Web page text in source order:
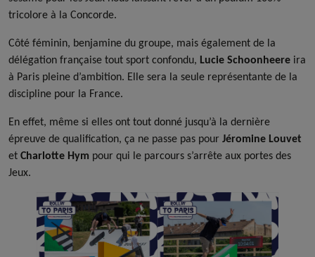
tricolore à la Concorde.
Côté féminin, benjamine du groupe, mais également de la
délégation française tout sport confondu, Lucie Schoonheere ira
à Paris pleine d’ambition. Elle sera la seule représentante de la
discipline pour la France.
En effet, même si elles ont tout donné jusqu’à la dernière
épreuve de qualification, ça ne passe pas pour Jéromine Louvet
et Charlotte Hym pour qui le parcours s’arrête aux portes des
Jeux.